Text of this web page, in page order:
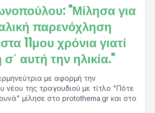
"Μίλησα για
παρενόχληση
11μου χρόνια γιατί
αυτή την ηλικία."
με αφορμή την
νέου της τραγουδιού με τίτλο "Πότε
μίλησε στο protothema.gr και στο